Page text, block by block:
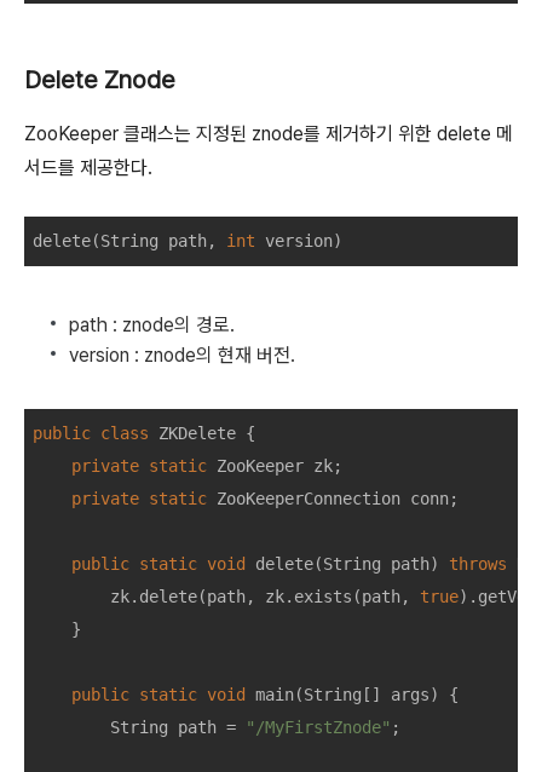
Delete Znode
ZooKeeper 클래스는 지정된 znode를 제거하기 위한 delete 메
서드를 제공한다.
delete(String path, int version)
path : znode의 경로.
version : znode의 현재 버전.
public class ZKDelete {
private static ZooKeeper zk;
private static ZooKeeperConnection conn;
public static void delete(String path) throws
zk. delete(path, zk. exists (path, true).
}
public static void main(String [] args)
{
String
path = "/MyFirstZnode" ;